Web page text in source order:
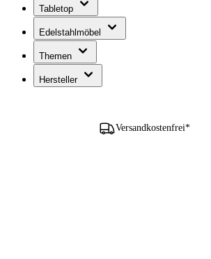
Tabletop
Edelstahlmöbel
Themen
Hersteller
Versandkostenfrei*